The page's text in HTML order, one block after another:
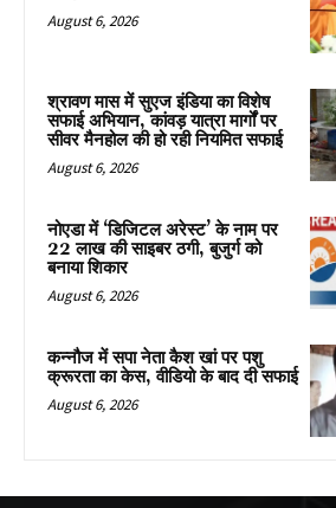
August 6, 2026
श्रावण मास में सुएज इंडिया का विशेष
सफाई अभियान, कांवड़ यात्रा मार्गों पर
सीवर मैनहोल की हो रही नियमित सफाई
August 6, 2026
नोएडा में ‘डिजिटल अरेस्ट’ के नाम पर
22 लाख की साइबर ठगी, बुजुर्ग को
बनाया शिकार
August 6, 2026
कन्नौज में सपा नेता कैश खां पर पशु
क्रूरता का केस, वीडियो के बाद दी सफाई
August 6, 2026